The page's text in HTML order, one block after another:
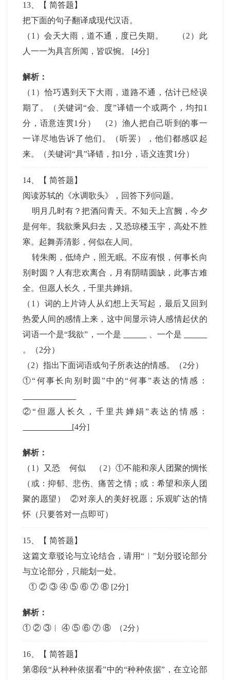
13 、【简答题 】
把下面的句子翻译成现代汉语。
（1）会天大雨，道不通，度已失期。 （2）此
人一一为具言所闻，皆叹惋。 [4分]
解析：
（1）恰巧遇到天下大雨，道路不通，估计已经误
期了。（关键词“会、度”译错一个或两个，均扣1
分，语意连贯1分） （2）渔人把自己听到的事一
一详尽地告诉了他们。（听罢），他们都感叹起
来。（关键词“具”译错，扣1分，语义连贯1分）
14 、【简答题 】
阅读苏轼的《水调歌头》，回答下列问题。
明月几时有？把酒问青天。不知天上宫阙，今夕
是何年。我欲乘风归去，又恐琼楼玉宇，高处不胜
寒。起舞弄清影，何似在人间。
转朱阁，低绮户，照无眠。不应有恨，何事长向
别时圆？人有悲欢离合，月有阴晴圆缺，此事古难
全。但愿人长久，千里共婵娟。
（1）词的上片诗人从幻想上天写起，最后又回到
热爱人间的感情上来，这中间显示诗人感情起伏的
词语一个是“我欲”，一个是
、一个是
。（2分）
（2）指出下面词语或句子所表达的情感。（2分）
①“何事长向别时圆”中的“何事”表达的情感：
②“但愿人长久，千里共婵娟”表达的情感：
[4分]
解析：
（1）又恐 何似 （2）①不能和亲人团聚的惆怅
（或：抑郁、悲伤、痛苦之情；或：希望和亲人团
聚的愿望） ②对亲人的美好祝愿；乐观旷达的情
怀（只要答对一点即可）
15 、【简答题 】
这篇文章驳论与立论结合，请用“︱”划分驳论部分
与立论部分，只能划一处。
① ② ③ ④ ⑤ ⑥ ⑦ ⑧ [2分]
解析：
① ② ③︱ ④ ⑤ ⑥ ⑦ ⑧ （2分）
16 、【简答题 】
第⑧段“从种种依据看”中的“种种依据”，在立论部